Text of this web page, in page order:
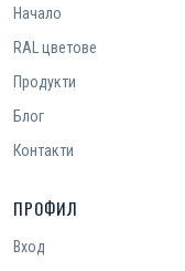
Начало
RAL цветове
Продукти
Блог
Контакти
ПРОФИЛ
Вход